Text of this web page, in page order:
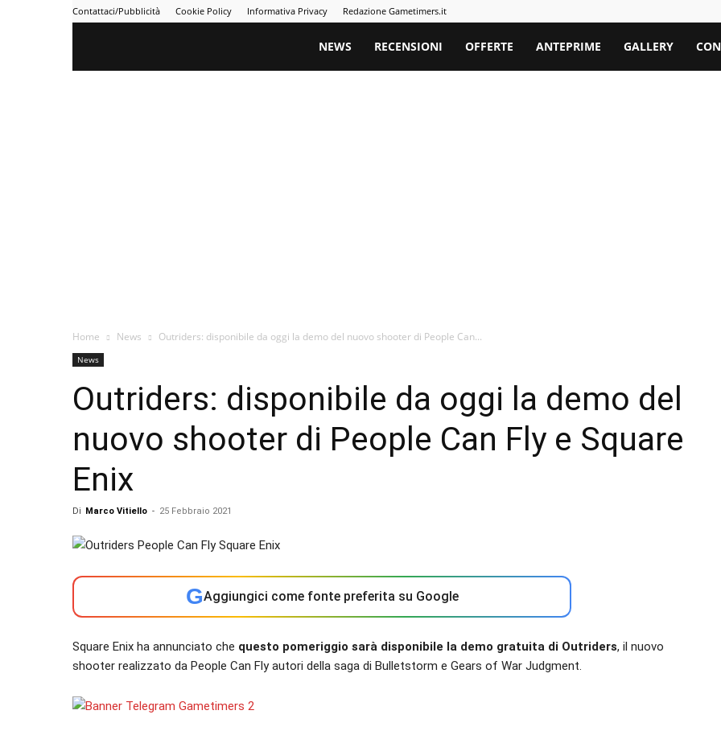
Contattaci/Pubblicità Cookie Policy Informativa Privacy Redazione Gametimers.it
Gametimers
NEWS RECENSIONI OFFERTE ANTEPRIME GALLERY
Home News Outriders: disponibile da oggi la demo del nuovo shooter di People Can...
News
Outriders: disponibile da oggi la demo del
nuovo shooter di People Can Fly e Square
Enix
Di Marco Vitiello - 25 Febbraio 2021
GAggiungici come fonte preferita su Google
Square Enix ha annunciato che questo pomeriggio sarà disponibile la demo gratuita di Outriders, il nuovo
shooter realizzato da People Can Fly autori della saga di Bulletstorm e Gears of War Judgment.